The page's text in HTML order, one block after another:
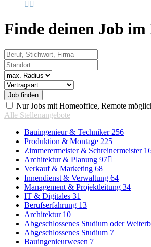
Finde deinen Job im
Beruf, Stichwort, Firma
Standort
Radius
Vertragsart
Nur Jobs mit Homeoffice, Remote
Alle Stellenangebote
Bauingenieur & Techniker 256
Produktion & Montage 225
Zimmerermeister & Schreinermeister
Architektur & Planung 97
Verkauf & Marketing 68
Innendienst & Verwaltung 64
Management & Projektleitung 34
IT & Digitales 31
Berufserfahrung 13
Architektur 10
Abgeschlossenes Studium oder
Abgeschlossenes Studium 7
Bauingenieurwesen 7